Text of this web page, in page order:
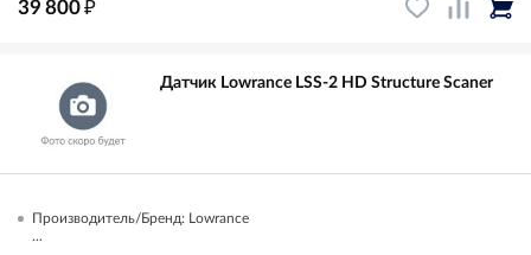
39 800
Датчик Lowrance LSS-2 HD Structure Scaner
Производитель/Бренд: Lowrance
...